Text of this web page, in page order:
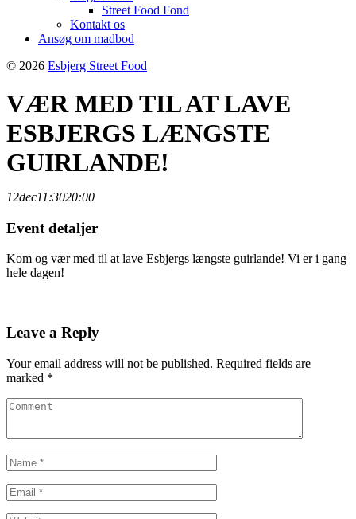
Street Food Fond
Kontakt os
Ansøg om madbod
© 2026 Esbjerg Street Food
VÆR MED TIL AT LAVE
ESBJERGS LÆNGSTE
GUIRLANDE!
12dec11:3020:00
Event detaljer
Kom og vær med til at lave Esbjergs længste guirlande! Vi er i gang
hele dagen!
Leave a Reply
Your email address will not be published. Required fields are
marked *